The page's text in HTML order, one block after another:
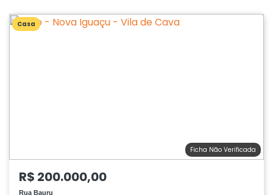
Casa
Ficha Não Verificada
R$ 200.000,00
Rua Bauru